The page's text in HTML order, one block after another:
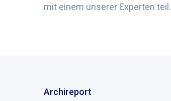
mit einem unserer Experten teil.
Archireport